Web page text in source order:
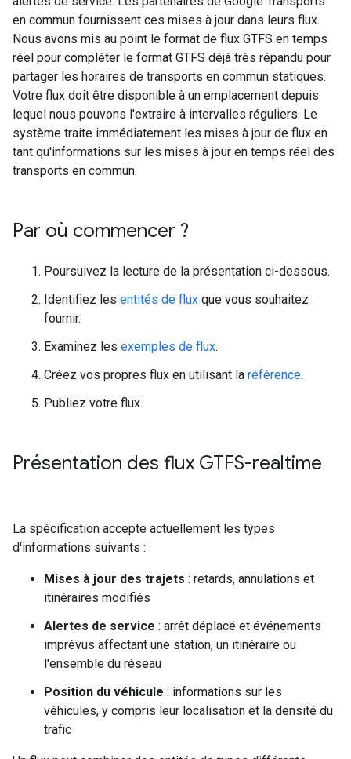
en commun fournissent ces mises à jour dans leurs flux.
Nous avons mis au point le format de flux GTFS en temps
réel pour compléter le format GTFS déjà très répandu pour
partager les horaires de transports en commun statiques.
Votre flux doit être disponible à un emplacement depuis
lequel nous pouvons l'extraire à intervalles réguliers. Le
système traite immédiatement les mises à jour de flux en
tant qu'informations sur les mises à jour en temps réel des
transports en commun.
Par où commencer ?
Poursuivez la lecture de la présentation ci-dessous.
Identifiez les entités de flux que vous souhaitez
fournir.
Examinez les exemples de flux.
Créez vos propres flux en utilisant la référence.
Publiez votre flux.
Présentation des flux GTFS-realtime
La spécification accepte actuellement les types
d'informations suivants :
Mises à jour des trajets : retards, annulations et
itinéraires modifiés
Alertes de service : arrêt déplacé et événements
imprévus affectant une station, un itinéraire ou
l'ensemble du réseau
Position du véhicule : informations sur les
véhicules, y compris leur localisation et la densité du
trafic